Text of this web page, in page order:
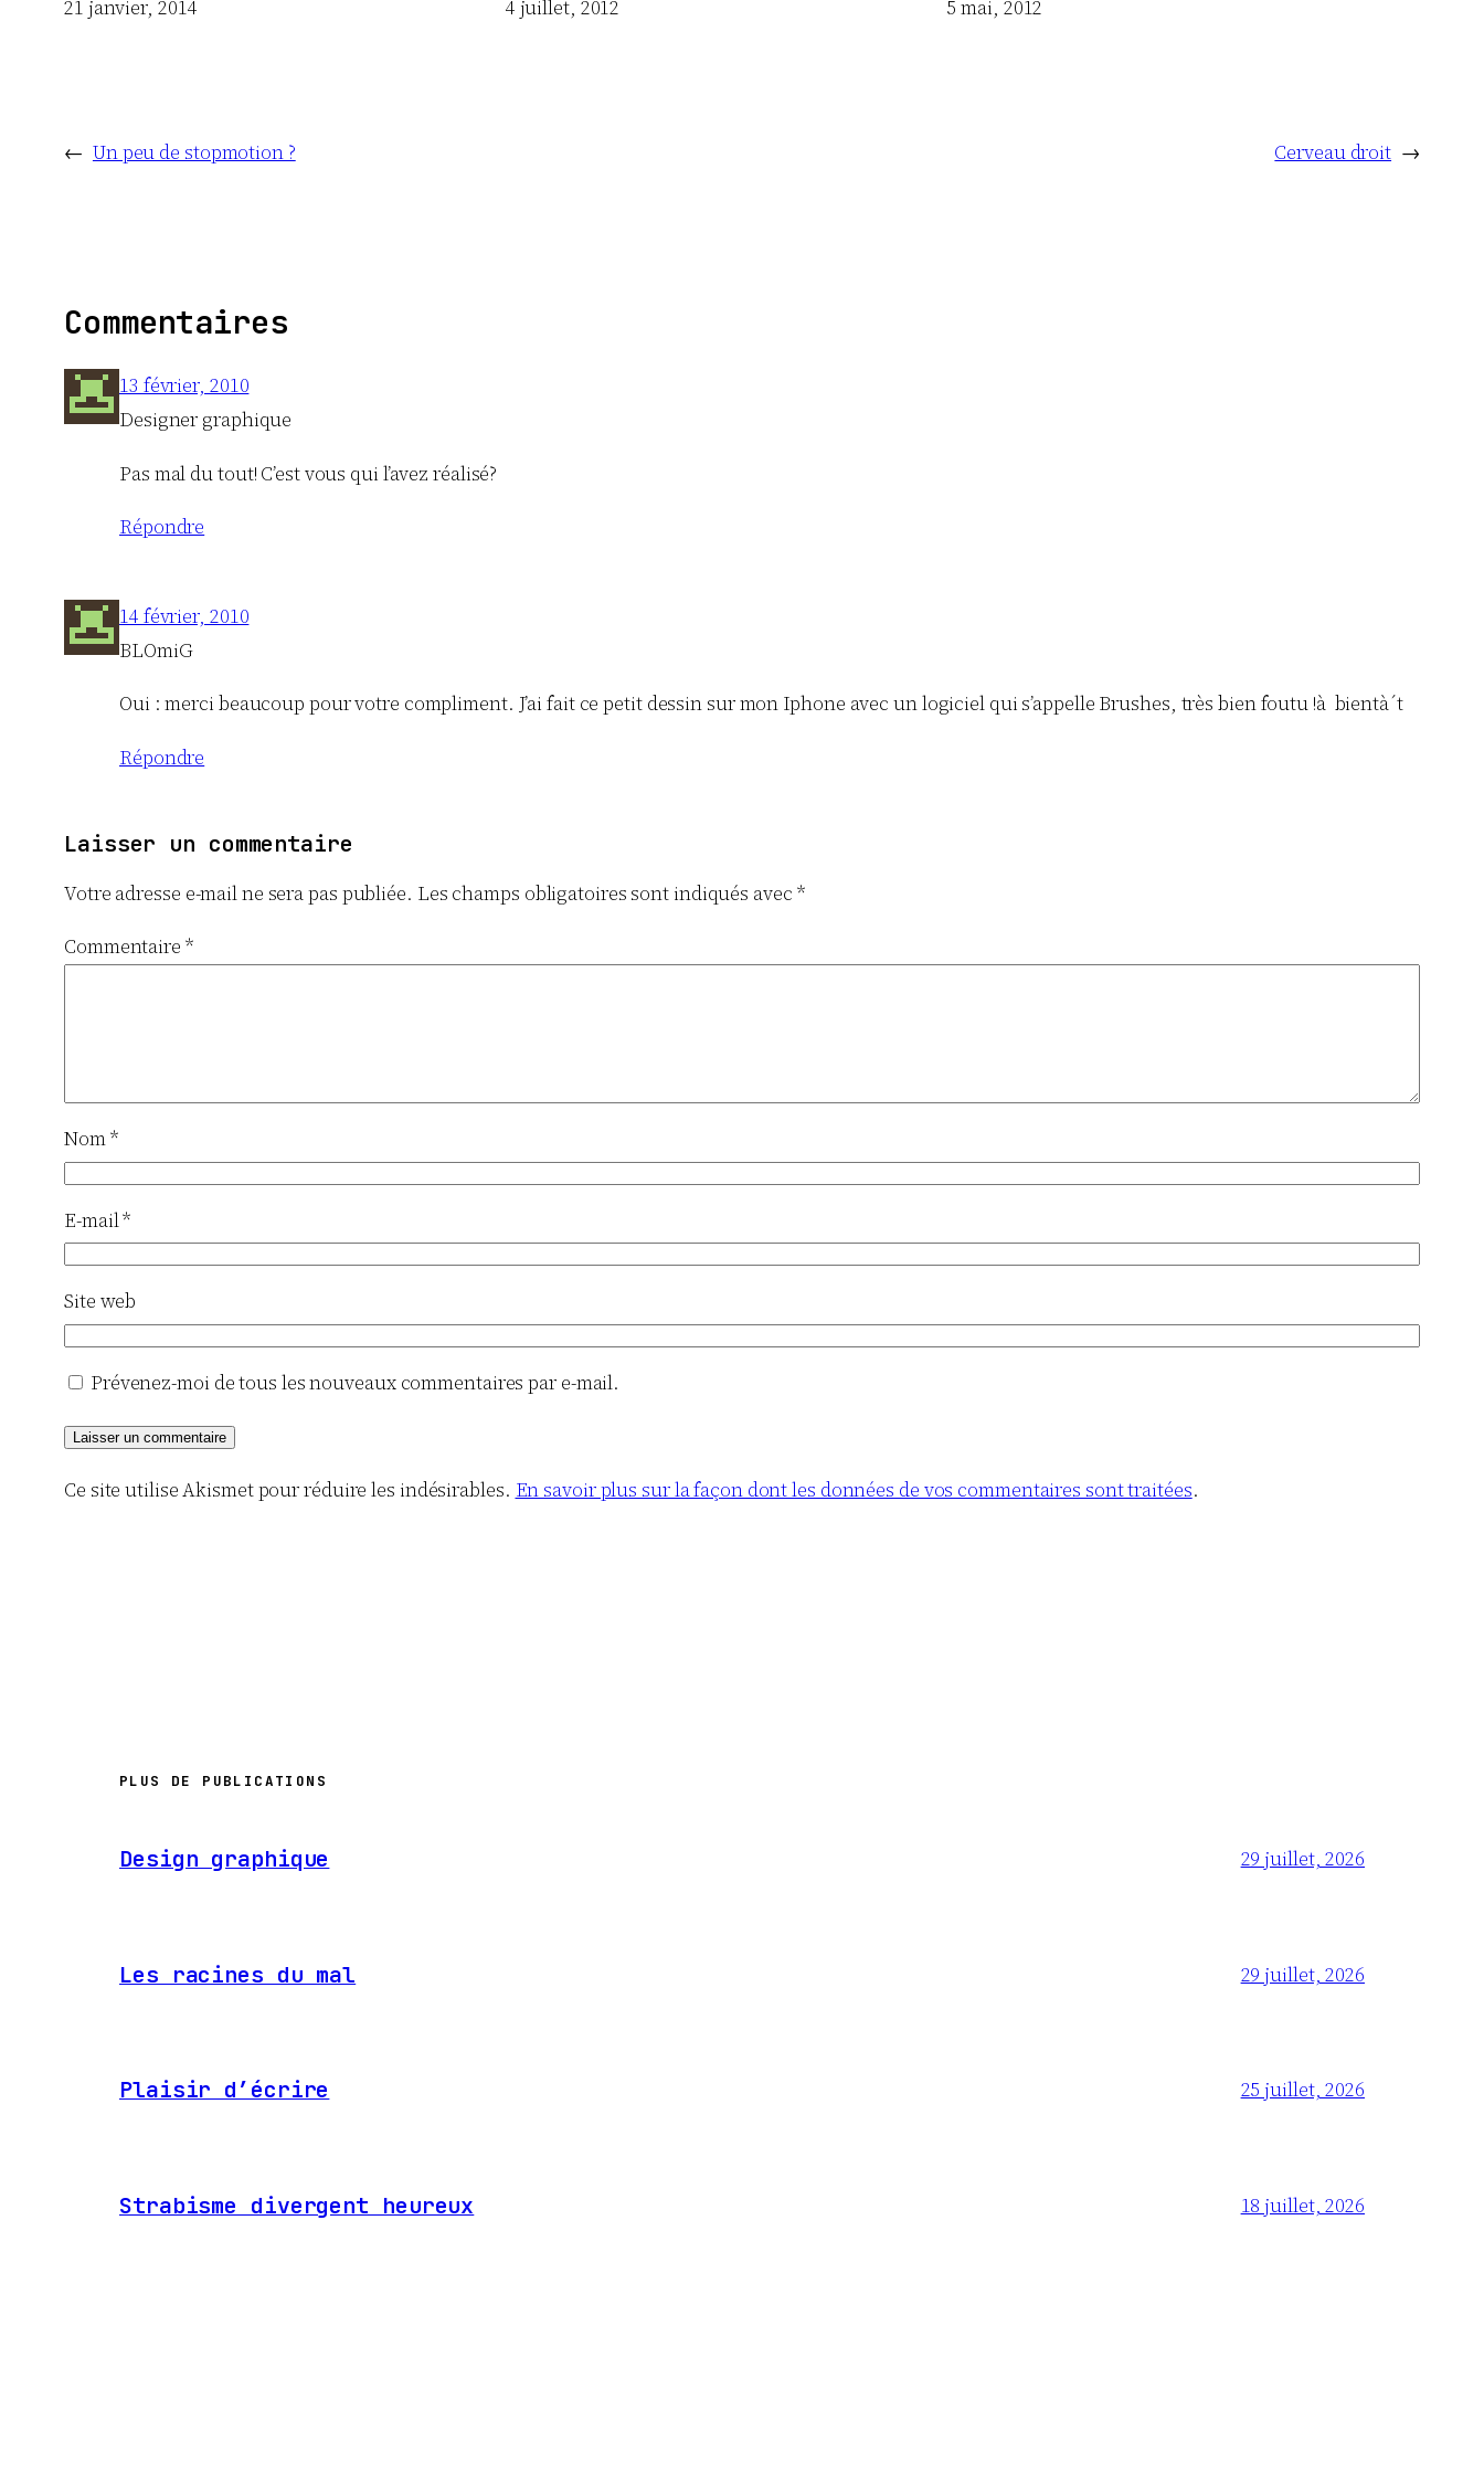
Date
21 janvier, 2014 Date
4 juillet, 2012 Date
5 mai, 2012
← Un peu de stopmotion ? Cerveau droit →
Commentaires
13 février, 2010
Designer graphique
Pas mal du tout! C’est vous qui l’avez réalisé?
Répondre
14 février, 2010
BLOmiG
Oui : merci beaucoup pour votre compliment. J’ai fait ce petit dessin sur mon Iphone avec un logiciel qui s’appelle Brushes, très bien foutu !à bientà´t
Répondre
Laisser un commentaire
Votre adresse e-mail ne sera pas publiée. Les champs obligatoires sont indiqués avec *
Commentaire *
Nom*
E-mail*
Site web
Prévenez-moi de tous les nouveaux commentaires par e-mail.
Ce site utilise Akismet pour réduire les indésirables. En savoir plus sur la façon dont les données de vos commentaires sont traitées.
PLUS DE PUBLICATIONS
Design graphique 29 juillet, 2026
Les racines du mal 29 juillet, 2026
Plaisir d’écrire 25 juillet, 2026
Strabisme divergent heureux 18 juillet, 2026